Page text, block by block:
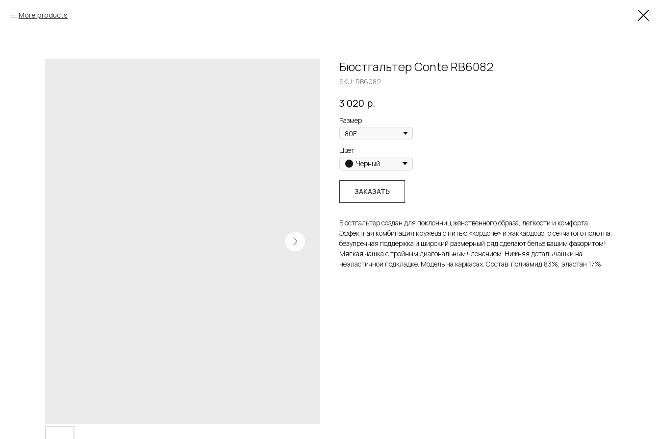
More products
Бюстгальтер Conte RB6082
SKU: RB6082
3 020 р.
Размер
Цвет
Черный
ЗАКАЗАТЬ
Бюстгальтер создан для поклонниц женственного образа, легкости и комфорта.
Эффектная комбинация кружева с нитью «кордоне» и жаккардового сетчатого полотна,
безупречная поддержка и широкий размерный ряд сделают белье вашим фаворитом!
Мягкая чашка с тройным диагональным членением. Нижняя деталь чашки на
неэластичной подкладке. Модель на каркасах. Состав: полиамид 83%, эластан 17%.